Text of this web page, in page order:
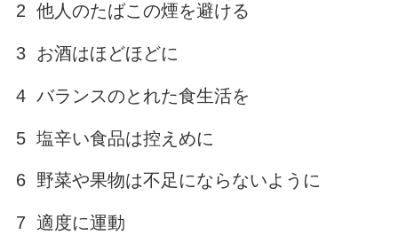
2 他人のたばこの煙を避ける
3 お酒はほどほどに
4 バランスのとれた食生活を
5 塩辛い食品は控えめに
6 野菜や果物は不足にならないように
7 適度に運動